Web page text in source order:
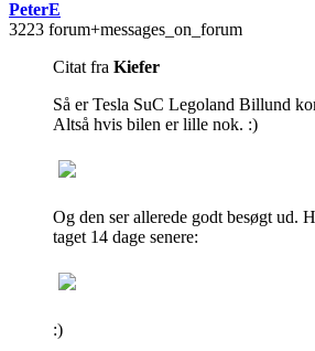
PeterE
3223 forum+messages_on_forum
Citat fra Kiefer
Så er Tesla SuC Legoland Billund
Altså hvis bilen er lille nok. :)
Og den ser allerede godt besøgt ud.
taget 14 dage senere:
:)